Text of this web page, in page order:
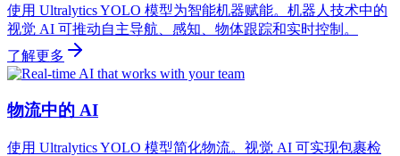
使用 Ultralytics YOLO 模型为智能机器赋能。机器人技术中的
视觉 AI 可推动自主导航、感知、物体跟踪和实时控制。
了解更多
物流中的 AI
使用 Ultralytics YOLO 模型简化物流。视觉 AI 可实现包裹检